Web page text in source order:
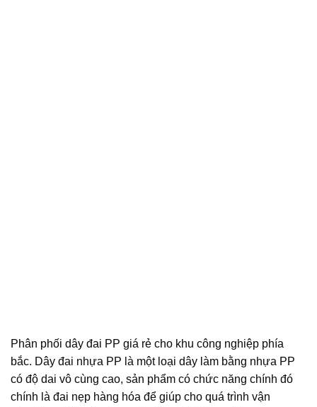
Phân phối dây đai PP giá rẻ cho khu công nghiệp phía
bắc. Dây đai nhựa PP là một loại dây làm bằng nhựa PP
có độ dai vô cùng cao, sản phẩm có chức năng chính đó
chính là đai nẹp hàng hóa để giúp cho quá trình vận